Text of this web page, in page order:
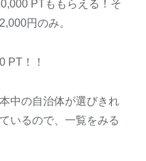
PTももらえる！そ
円のみ。
PT！！
中の自治体が選びきれ
いるので、一覧をみる